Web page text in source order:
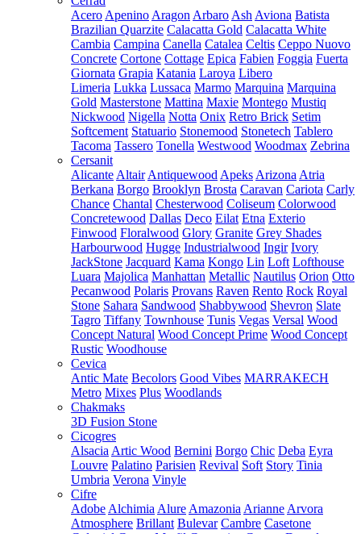
Acero Apenino Aragon Arbaro Ash Aviona Batista
Brazilian Quarzite Calacatta Gold Calacatta White
Cambia Campina Canella Catalea Celtis Ceppo Nuovo
Concrete Cortone Cottage Epica Fabien Foggia Fuerta
Giornata Grapia Katania Laroya Libero
Limeria Lukka Lussaca Marmo Marquina Marquina
Gold Masterstone Mattina Maxie Montego Mustiq
Nickwood Nigella Notta Onix Retro Brick Setim
Softcement Statuario Stonemood Stonetech Tablero
Tacoma Tassero Tonella Westwood Woodmax Zebrina
Cersanit
Alicante Altair Antiquewood Apeks Arizona Atria
Berkana Borgo Brooklyn Brosta Caravan Cariota Carly
Chance Chantal Chesterwood Coliseum Colorwood
Concretewood Dallas Deco Eilat Etna Exterio
Finwood Floralwood Glory Granite Grey Shades
Harbourwood Hugge Industrialwood Ingir Ivory
JackStone Jacquard Kama Kongo Lin Loft Lofthouse
Luara Majolica Manhattan Metallic Nautilus Orion Otto
Pecanwood Polaris Provans Raven Rento Rock Royal
Stone Sahara Sandwood Shabbywood Shevron Slate
Tagro Tiffany Townhouse Tunis Vegas Versal Wood
Concept Natural Wood Concept Prime Wood Concept
Rustic Woodhouse
Cevica
Antic Mate Becolors Good Vibes MARRAKECH
Metro Mixes Plus Woodlands
Chakmaks
3D Fusion Stone
Cicogres
Alsacia Artic Wood Bernini Borgo Chic Deba Eyra
Louvre Palatino Parisien Revival Soft Story Tinia
Umbria Verona Vinyle
Cifre
Adobe Alchimia Alure Amazonia Arianne Arvora
Atmosphere Brillant Bulevar Cambre Casetone